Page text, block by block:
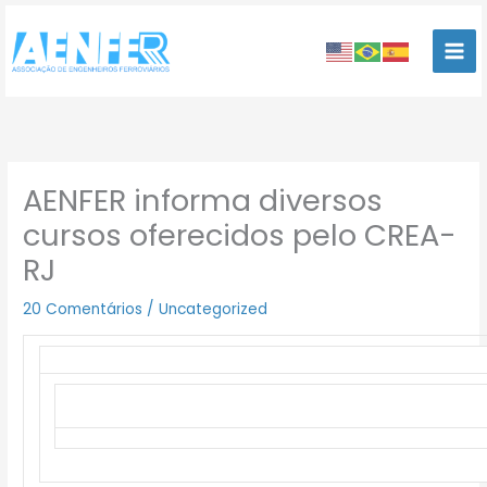
para
conteúdo
AENFER informa diversos
cursos oferecidos pelo CREA-
RJ
20 Comentários /Uncategorized